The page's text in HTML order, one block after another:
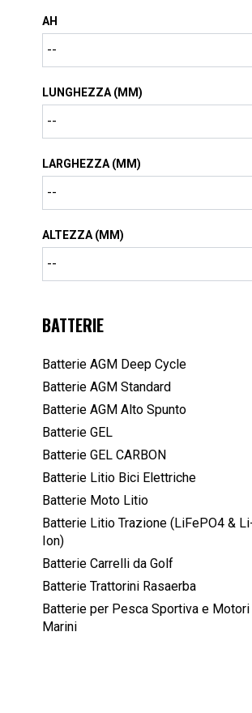
AH
LUNGHEZZA (MM)
LARGHEZZA (MM)
ALTEZZA (MM)
BATTERIE
Batterie AGM Deep Cycle
Batterie AGM Standard
Batterie AGM Alto Spunto
Batterie GEL
Batterie GEL CARBON
Batterie Litio Bici Elettriche
Batterie Moto Litio
Batterie Litio Trazione (LiFePO4 &
Ion)
Batterie Carrelli da Golf
Batterie Trattorini Rasaerba
Batterie per Pesca Sportiva e Motori
Marini